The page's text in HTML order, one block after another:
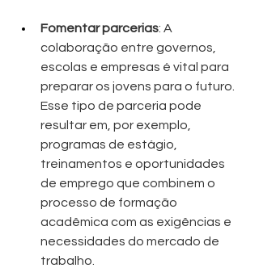
Fomentar parcerias: A
colaboração entre governos,
escolas e empresas é vital para
preparar os jovens para o futuro.
Esse tipo de parceria pode
resultar em, por exemplo,
programas de estágio,
treinamentos e oportunidades
de emprego que combinem o
processo de formação
acadêmica com as exigências e
necessidades do mercado de
trabalho.